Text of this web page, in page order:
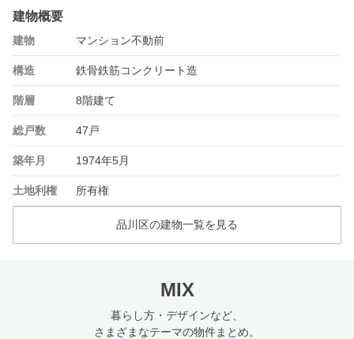
建物概要
建物 マンション不動前
構造 鉄骨鉄筋コンクリート造
階層 8階建て
総戸数 47戸
築年月 1974年5月
土地利権 所有権
品川区の建物一覧を見る
MIX
暮らし方・デザインなど、
さまざまなテーマの物件まとめ。